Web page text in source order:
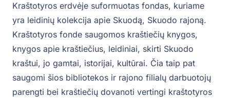
Kraštotyros erdvėje suformuotas fondas, kuriame
yra leidinių kolekcija apie Skuodą, Skuodo rajoną.
Kraštotyros fonde saugomos kraštiečių knygos,
knygos apie kraštiečius, leidiniai, skirti Skuodo
kraštui, jo gamtai, istorijai, kultūrai. Čia taip pat
saugomi šios bibliotekos ir rajono filialų darbuotojų
parengti bei kraštiečių dovanoti vertingi kraštotyros